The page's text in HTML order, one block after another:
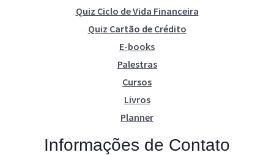
Quiz Ciclo de Vida Financeira
Quiz Cartão de Crédito
E-books
Palestras
Cursos
Livros
Planner
Informações de Contato